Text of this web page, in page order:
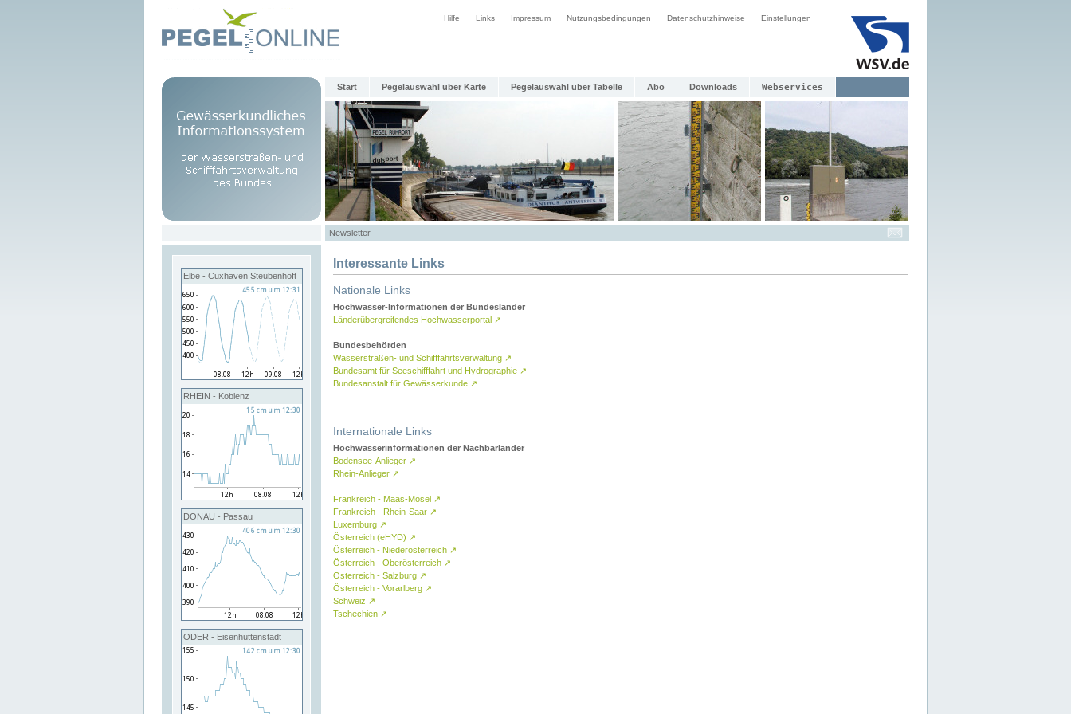
Hilfe Links Impressum Nutzungsbedingungen Datenschutzhinweise Einstellungen
Start Pegelauswahl über Karte Pegelauswahl über Tabelle Abo Downloads Webservices
Newsletter
Elbe - Cuxhaven Steubenhöft
RHEIN - Koblenz
DONAU - Passau
ODER - Eisenhüttenstadt
Interessante Links
Nationale Links
Hochwasser-Informationen der Bundesländer
Länderübergreifendes Hochwasserportal ↗
Bundesbehörden
Wasserstraßen- und Schifffahrtsverwaltung ↗
Bundesamt für Seeschifffahrt und Hydrographie ↗
Bundesanstalt für Gewässerkunde ↗
Internationale Links
Hochwasserinformationen der Nachbarländer
Bodensee-Anlieger ↗
Rhein-Anlieger ↗
Frankreich - Maas-Mosel ↗
Frankreich - Rhein-Saar ↗
Luxemburg ↗
Österreich (eHYD) ↗
Österreich - Niederösterreich ↗
Österreich - Oberösterreich ↗
Österreich - Salzburg ↗
Österreich - Vorarlberg ↗
Schweiz ↗
Tschechien ↗